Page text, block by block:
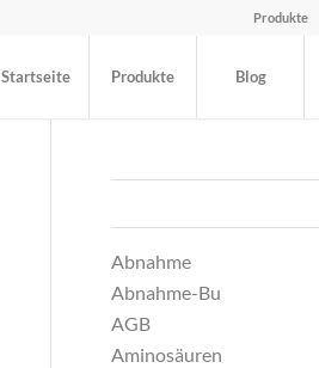
Produkte
Startseite Produkte Blog
Abnahme
Abnahme-Bu
AGB
Aminosäuren